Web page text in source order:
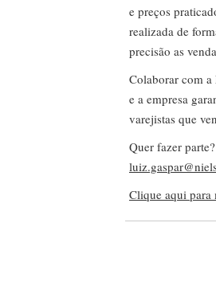
e preços
realizada de
precisão as
Colaborar com a
e a empresa
varejistas que
Quer fazer
Clique aqui para